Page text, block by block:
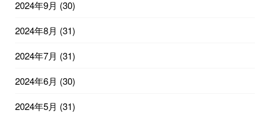
2024年9月 (30)
2024年8月 (31)
2024年7月 (31)
2024年6月 (30)
2024年5月 (31)